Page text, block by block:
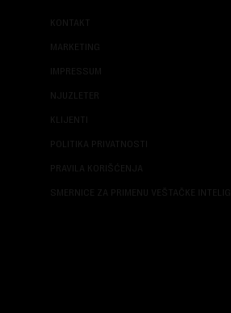
KONTAKT
MARKETING
IMPRESSUM
NJUZLETER
KLIJENTI
POLITIKA PRIVATNOSTI
PRAVILA KORIŠĆENJA
SMERNICE ZA PRIMENU VEŠTAČKE